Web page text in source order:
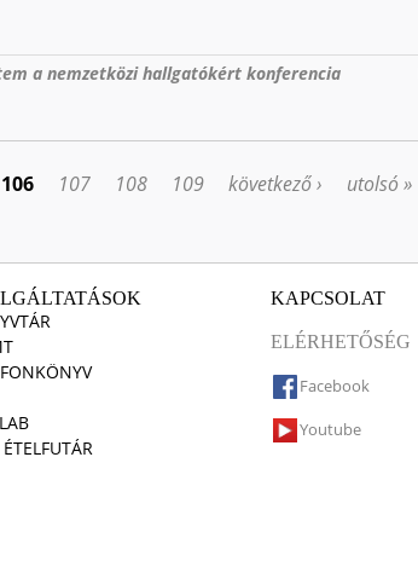
a nemzetközi hallgatókért konferencia
106 107 108 109 következő › utolsó »
KAPCSOLAT
ELÉRHETŐSÉG
Facebook
Youtube